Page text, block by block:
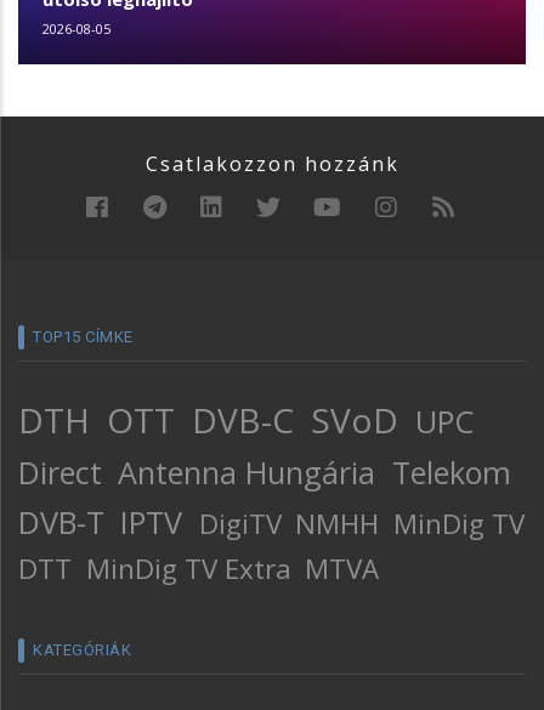
2026-08-05
Csatlakozzon hozzánk
TOP15 CÍMKE
DTH OTT DVB-C SVoD UPC
Direct Antenna Hungária Telekom
DVB-T IPTV DigiTV NMHH MinDig TV
DTT MinDig TV Extra MTVA
KATEGÓRIÁK